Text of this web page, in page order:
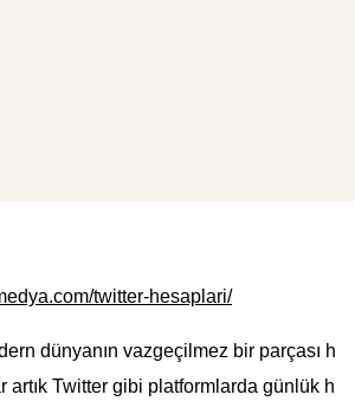
twitter-hesaplari/
dünyanın vazgeçilmez bir parçası h
artık Twitter gibi platformlarda günlük h